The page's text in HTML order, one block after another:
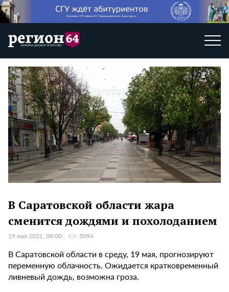
В Саратовской области жара
сменится дождями и похолоданием
19 мая 2021, 08:00 5094
В Саратовской области в среду, 19 мая, прогнозируют
переменную облачность. Ожидается кратковременный
ливневый дождь, возможна гроза.